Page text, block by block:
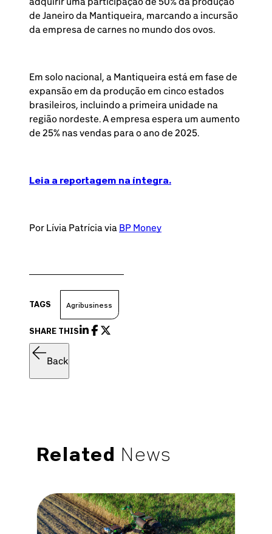
de Janeiro da Mantiqueira, marcando a incursão
da empresa de carnes no mundo dos ovos.
Em solo nacional, a Mantiqueira está em fase de
expansão em da produção em cinco estados
brasileiros, incluindo a primeira unidade na
região nordeste. A empresa espera um aumento
de 25% nas vendas para o ano de 2025.
Leia a reportagem na íntegra.
Por Lívia Patrícia via BP Money
TAGS Agribusiness
SHARE THIS
Back
Related News